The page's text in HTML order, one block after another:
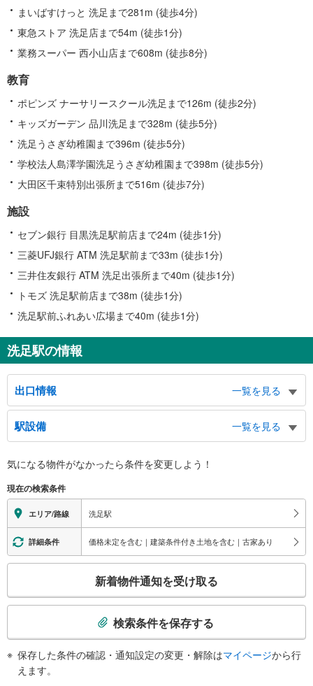
まいばすけっと 洗足まで281m (徒歩4分)
東急ストア 洗足店まで54m (徒歩1分)
業務スーパー 西小山店まで608m (徒歩8分)
教育
ポピンズ ナーサリースクール洗足まで126m (徒歩2分)
キッズガーデン 品川洗足まで328m (徒歩5分)
洗足うさぎ幼稚園まで396m (徒歩5分)
学校法人島澤学園洗足うさぎ幼稚園まで398m (徒歩5分)
大田区千束特別出張所まで516m (徒歩7分)
施設
セブン銀行 目黒洗足駅前店まで24m (徒歩1分)
三菱UFJ銀行 ATM 洗足駅前まで33m (徒歩1分)
三井住友銀行 ATM 洗足出張所まで40m (徒歩1分)
トモズ 洗足駅前店まで38m (徒歩1分)
洗足駅前ふれあい広場まで40m (徒歩1分)
洗足駅の情報
出口情報
一覧を見る
出口
洗足図書館、洗足２丁目、南１丁目、昭和大学歯科病院、旗の台６丁目、小山
７丁目、バスのりば
駅設備
一覧を見る
※段差なしでの移動経路
地上⇔改札⇔ホーム：○
エレベータ
・各ホーム⇔改札
エスカレータ
・各ホーム⇔改札
・改札内
・ＡＥＤ
気になる物件がなかったら条件を変更しよう！
現在の検索条件
エリア/路線 洗足駅
詳細条件 価格未定を含む｜建築条件付き土地を含む｜古家あり
検
新着物件通知を受け取る
検索条件を保存する
保存した条件の確認・通知設定の変更・解除はマイページから行
えます。